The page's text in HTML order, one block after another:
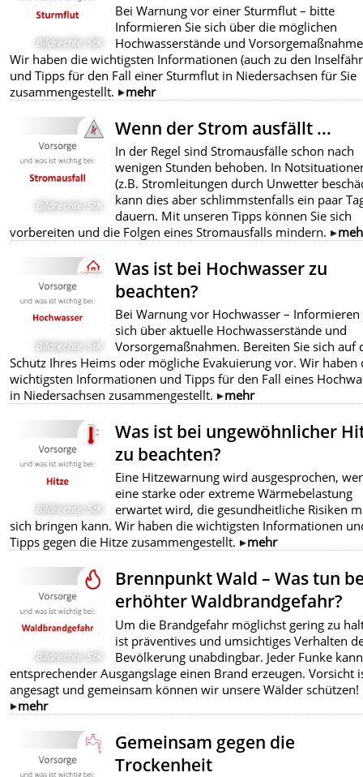
Bildrechte: StK
Bei Warnung vor einer Sturmflut – bitte
Informieren Sie sich über die möglichen
Hochwasserstände und
Wir haben die wichtigsten Informationen (auch zu den
und Tipps für den Fall einer Sturmflut in Niedersachsen für Sie
zusammengestellt.
mehr
Bildrechte: StK
Wenn der Strom ausfällt ...
In der Regel sind Stromausfälle schon nach
wenigen Stunden behoben. In
(z.B. Stromleitungen durch Unwetter
kann dies aber schlimmstenfalls ein paar
dauern. Mit unseren Tipps können Sie sich
vorbereiten und die Folgen eines Stromausfalls mindern.
Bildrechte: StK
Was ist bei Hochwasser zu
beachten?
Bei Warnung vor Hochwasser – Informieren
sich über aktuelle Hochwasserstände und
Vorsorgemaßnahmen. Bereiten Sie sich auf
Schutz Ihres Heims oder mögliche Evakuierung vor. Wir haben
wichtigsten Informationen und Tipps für den Fall eines
in Niedersachsen zusammengestellt.
mehr
Bildrechte: StK
Was ist bei ungewöhnlicher
zu beachten?
Eine Hitzewarnung wird ausgesprochen,
eine starke oder extreme Wärmebelastung
erwartet wird, die gesundheitliche Risiken
sich bringen kann. Wir haben die wichtigsten Informationen
Tipps gegen die Hitze zusammengestellt.
mehr
Bildrechte: StK
Brennpunkt Wald – Was tun
erhöhter Waldbrandgefahr?
Um die Brandgefahr möglichst gering zu
ist präventives und umsichtiges Verhalten
Bevölkerung unabdingbar. Jeder Funke
entsprechender Ausgangslage einen Brand erzeugen. Vorsicht
angesagt und gemeinsam können wir unsere Wälder schützen!
mehr
Gemeinsam gegen die
Trockenheit